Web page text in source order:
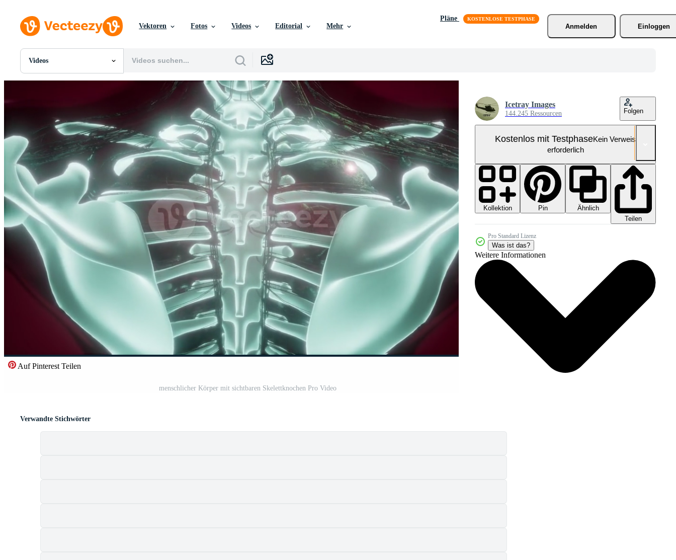
Vektoren Fotos Videos Editorial Mehr
Pläne
Anmelden
Einloggen
Videos
Alle Bilder
SVGs
Vorlagen
Vektoren
Videos
Motion Graphics
Redaktionelle Bilder
Redaktionelle Ereignisse
Auf Pinterest Teilen
menschlicher Körper mit sichtbaren Skelettknochen Pro Video
Icetray Images
144.245 Ressourcen Folgen
Kostenlos mit TestphaseKein Verweis
erforderlich
Kollektion Pin
Ähnlich
Teilen
Pro Standard Lizenz
Was ist das?
Weitere Informationen
Verwandte Stichwörter